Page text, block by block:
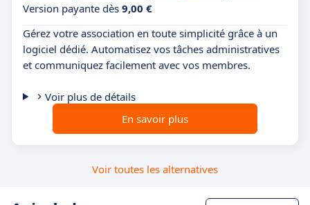
Version payante dès 9,00 €
Gérez votre association en toute simplicité grâce à un
logiciel dédié. Automatisez vos tâches administratives
et communiquez facilement avec vos membres.
Voir plus de détails
En savoir plus
Voir toutes les alternatives